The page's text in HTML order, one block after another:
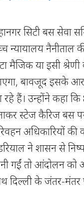
सिटी बस सेवा
न्यायालय नैनीताल
मैजिक या इसी
बावजूद इसके
रहे हैं। उन्होंने कहा
स्टेज कैरिज बस
अधिकारियों की
ने शासन से
गईं तो आंदोलन को
दिल्ली के जंतर-मंतर